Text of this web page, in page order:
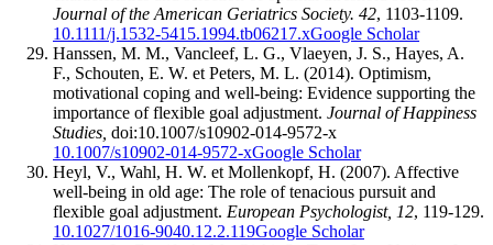
Journal of the American Geriatrics Society. 42, 1103-1109.
10.1111/j.1532-5415.1994.tb06217.xGoogle Scholar
Hanssen, M. M., Vancleef, L. G., Vlaeyen, J. S., Hayes, A.
F., Schouten, E. W. et Peters, M. L. (2014). Optimism,
motivational coping and well-being: Evidence supporting the
importance of flexible goal adjustment. Journal of Happiness
Studies, doi:10.1007/s10902-014-9572-x
10.1007/s10902-014-9572-xGoogle Scholar
Heyl, V., Wahl, H. W. et Mollenkopf, H. (2007). Affective
well-being in old age: The role of tenacious pursuit and
flexible goal adjustment. European Psychologist, 12, 119-129.
10.1027/1016-9040.12.2.119Google Scholar